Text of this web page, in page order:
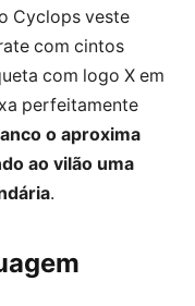
Cyclops veste
com cintos
com logo X em
perfeitamente
o aproxima
ao vilão uma
.